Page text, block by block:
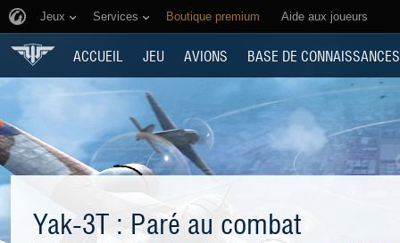
Jeux Services Boutique premium Aide aux joueurs
ACCUEIL JEU AVIONS BASE DE CONNAISSANCES
Yak-3T : Paré au combat